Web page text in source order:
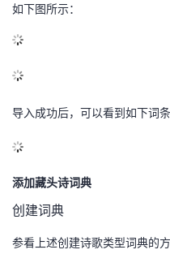
如下图所示：
导入成功后，可以看到如下词条
添加藏头诗词典
创建词典
参看上述创建诗歌类型词典的